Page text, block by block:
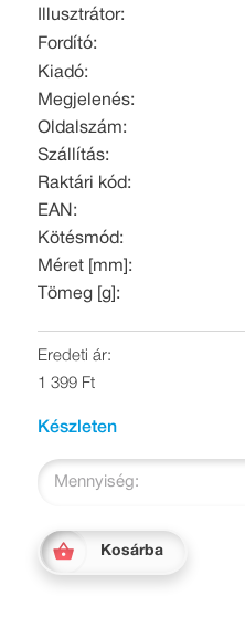
Illusztrátor:
Fordító:
Kiadó:
Megjelenés:
Oldalszám:
Szállítás:
Raktári kód:
EAN:
Kötésmód:
Méret [mm]:
Tömeg [g]:
Eredeti ár:
1 399 Ft
Készleten
Mennyiség:
Kosárba